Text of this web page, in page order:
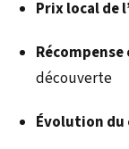
Prix local de
découverte
Évolution du